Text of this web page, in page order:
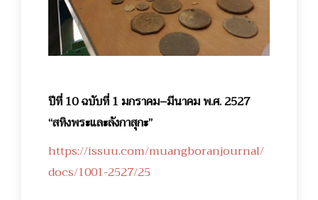
ปีที่ 10 ฉบับที่ 1 มกราคม–มีนาคม พ.ศ. 2527
“สทิงพระและลังกาสุกะ”
https://issuu.com/muangboranjournal/
docs/1001-2527/25